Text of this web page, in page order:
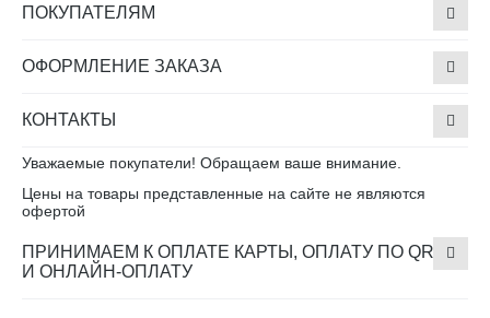
ПОКУПАТЕЛЯМ
ОФОРМЛЕНИЕ ЗАКАЗА
КОНТАКТЫ
Уважаемые покупатели! Обращаем ваше внимание.
Цены на товары представленные на сайте не являются
офертой
ПРИНИМАЕМ К ОПЛАТЕ КАРТЫ, ОПЛАТУ ПО QR
И ОНЛАЙН-ОПЛАТУ